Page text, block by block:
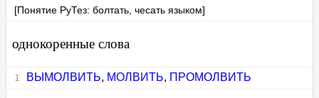
[Понятие РуТез: болтать, чесать языком]
однокоренные слова
ВЫМОЛВИТЬ, МОЛВИТЬ, ПРОМОЛВИТЬ